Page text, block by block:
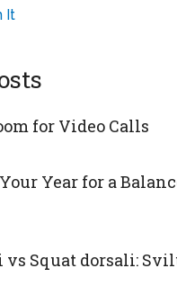
It
for Video Calls
Year for a
Squat dorsali: